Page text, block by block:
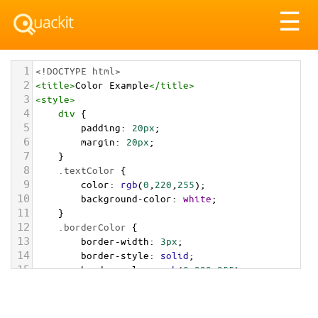
☰
1 <!DOCTYPE html>
2 <title>Color Example</title>
3 <style>
4 div {
5 padding: 20px;
6 margin: 20px;
7 }
8 .textColor {
9 color: rgb(0 220 255);
10 background-color: white;
11 }
12 .borderColor {
13 border-width: 3px;
14 border-style: solid;
15 border-color: rgb(0,220,255);